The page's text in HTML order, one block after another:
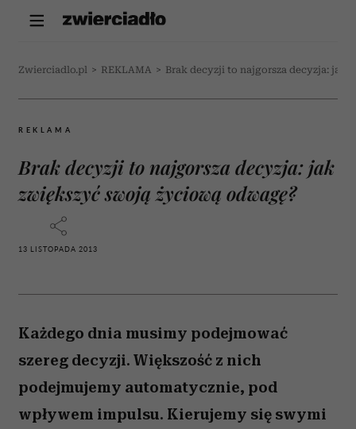
Zwierciadlo.pl > REKLAMA > Brak decyzji to najgorsza decyzja: jak
REKLAMA
Brak decyzji to najgorsza decyzja: jak
zwiększyć swoją życiową odwagę?
13 LISTOPADA 2013
Każdego dnia musimy podejmować
szereg decyzji. Większość z nich
podejmujemy automatycznie, pod
wpływem impulsu. Kierujemy się swymi